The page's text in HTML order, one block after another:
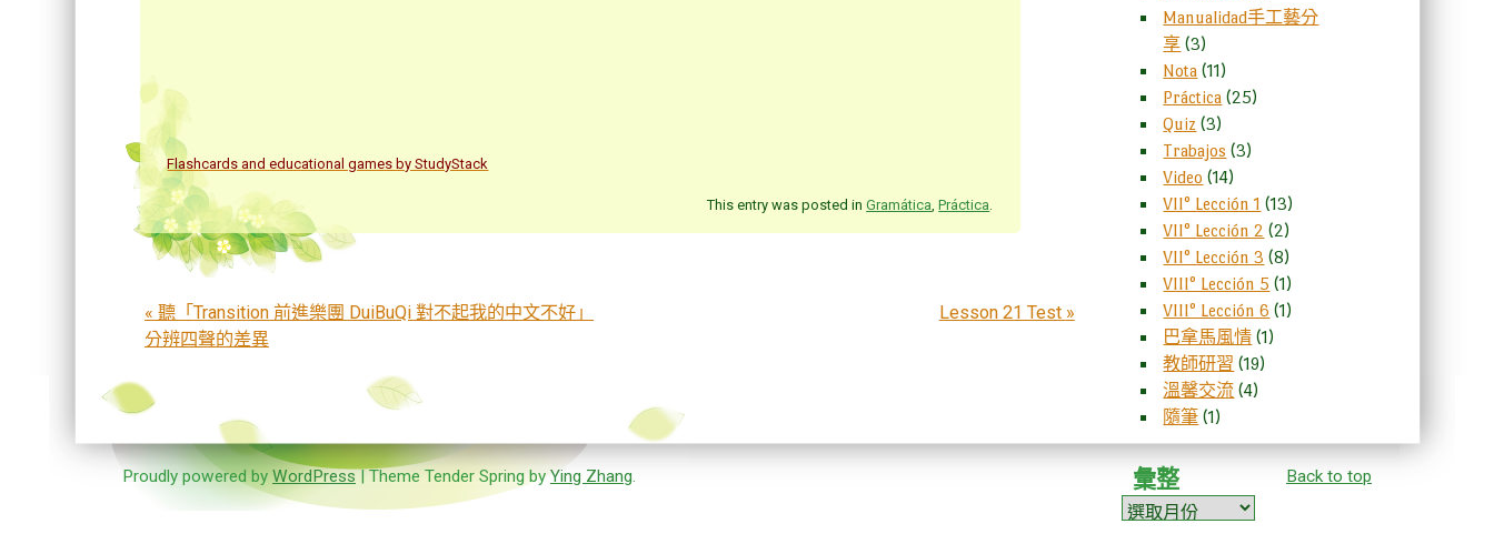
Flashcards and educational games by StudyStack
This entry was posted inGramática ,Práctica
Post navigation
« 聽「Transition 前進樂團 DuiBuQi 對不起我的中文不好」
分辨四聲的差異
Lesson 21 Test »
Manualidad手工藝分
享 (3)
Nota (11)
Práctica (25)
Quiz (3)
Trabajos (3)
Video (14)
VII° Lección 1 (13)
VII° Lección 2 (2)
VII° Lección 3 (8)
VIII° Lección 5 (1)
VIII° Lección 6 (1)
巴拿馬風情 (1)
教師研習 (19)
溫馨交流 (4)
隨筆 (1)
彙整
彙
Proudly powered by WordPress| Theme Tender Spring byYing Zhang. Back to top